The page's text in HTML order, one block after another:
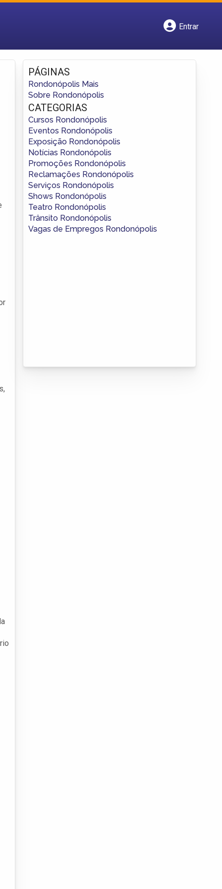
Entrar
PÁGINAS
Rondonópolis Mais
Sobre Rondonópolis
CATEGORIAS
Cursos Rondonópolis
Eventos Rondonópolis
Exposição Rondonópolis
Notícias Rondonópolis
Promoções Rondonópolis
Reclamações Rondonópolis
Serviços Rondonópolis
Shows Rondonópolis
Teatro Rondonópolis
Trânsito Rondonópolis
Vagas de Empregos Rondonópolis